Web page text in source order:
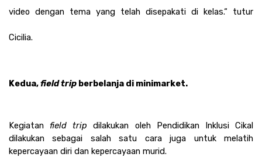
video dengan tema yang telah disepakati di kelas.“ tutur
Cicilia.
Kedua, field trip berbelanja di minimarket.
Kegiatan field trip dilakukan oleh Pendidikan Inklusi Cikal
dilakukan sebagai salah satu cara juga untuk melatih
kepercayaan diri dan kepercayaan murid.